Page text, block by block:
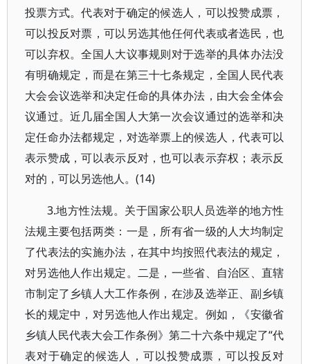
投票方式。代表对于确定的候选人，可以投赞成票，
可以投反对票，可以另选其他任何代表或者选民，也
可以弃权。全国人大议事规则对于选举的具体办法没
有明确规定，而是在第三十七条规定，全国人民代表
大会会议选举和决定任命的具体办法，由大会全体会
议通过。近几届全国人大第一次会议通过的选举和决
定任命办法都规定，对选举票上的候选人，代表可以
表示赞成，可以表示反对，也可以表示弃权；表示反
对的，可以另选他人。(14)
3.地方性法规。关于国家公职人员选举的地方性
法规主要包括两类：一是，所有省一级的人大均制定
了代表法的实施办法，在其中均按照代表法的规定，
对另选他人作出规定。二是，一些省、自治区、直辖
市制定了乡镇人大工作条例，在涉及选举正、副乡镇
长的规定中，对另选他人作出规定。例如，《安徽省
乡镇人民代表大会工作条例》第二十六条中规定了“代
表对于确定的候选人，可以投赞成票，可以投反对